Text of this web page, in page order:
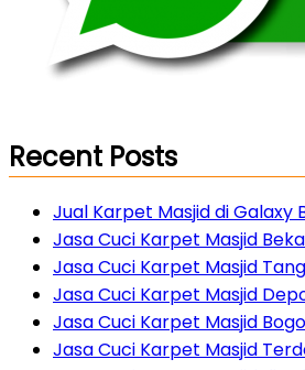
Recent Posts
Jual Karpet Masjid di Galaxy
Jasa Cuci Karpet Masjid
Jasa Cuci Karpet Masjid
Jasa Cuci Karpet Masjid
Jasa Cuci Karpet Masjid
Jasa Cuci Karpet Masjid